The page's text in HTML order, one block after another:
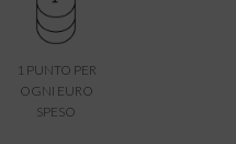
1 PUNTO PER
OGNI EURO
SPESO